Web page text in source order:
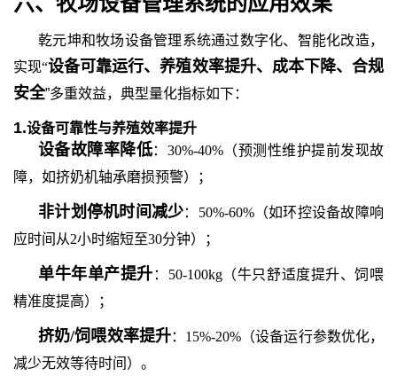
乾元坤和牧场设备管理系统通过数字化、智能化改造，
实现“设备可靠运行、养殖效率提升、成本下降、合规
安全”多重效益，典型量化指标如下：
1.设备可靠性与养殖效率提升
设备故障率降低： 30%-40%（预测性维护提前发现故
障，如挤奶机轴承磨损预警）；
非计划停机时间减少： 50%-60%（如环控设备故障响
应时间从2小时缩短至30分钟）；
单牛年单产提升 ： 50-100kg（牛只舒适度提升、饲喂
精准度提高）；
挤奶/饲喂效率提升： 15%-20%（设备运行参数优化，
减少无效等待时间）。